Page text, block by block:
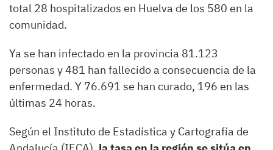
total 28 hospitalizados en Huelva de los 580 en la
comunidad.
Ya se han infectado en la provincia 81.123
personas y 481 han fallecido a consecuencia de la
enfermedad. Y 76.691 se han curado, 196 en las
últimas 24 horas.
Según el Instituto de Estadística y Cartografía de